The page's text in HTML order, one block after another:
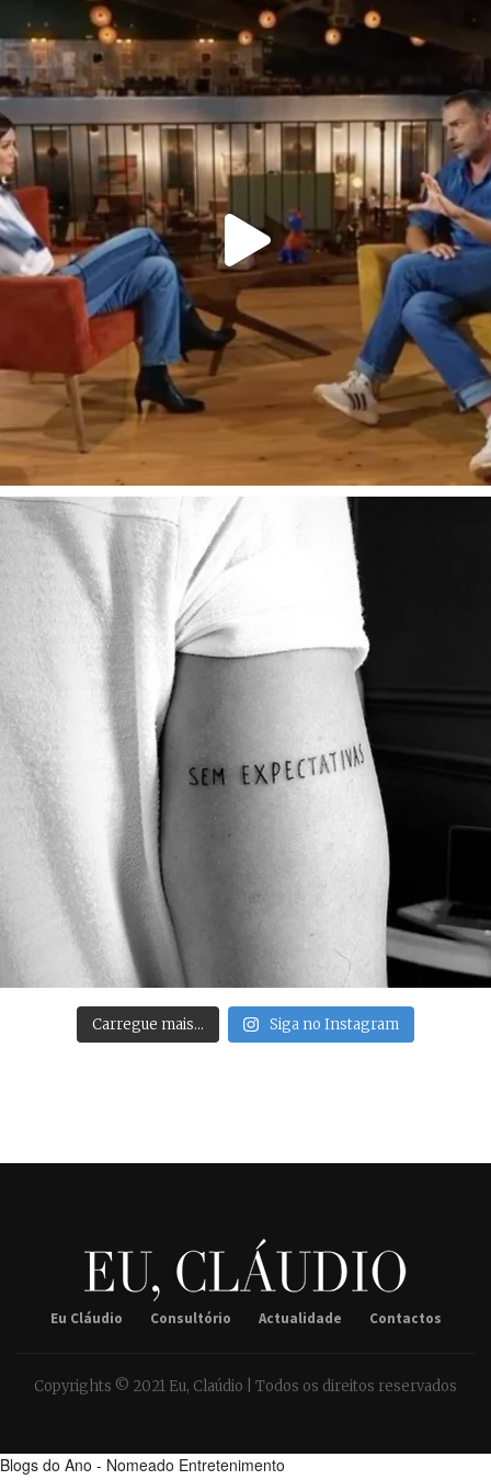
Carregue mais… Siga no Instagram
Eu Cláudio Consultório Actualidade Contactos
Copyrights © 2021 Eu, Claúdio | Todos os direitos reservados
Blogs do Ano - Nomeado Entretenimento